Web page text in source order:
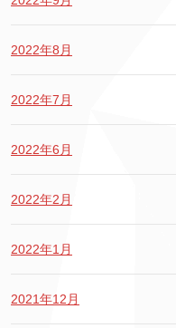
2022年8月
2022年7月
2022年6月
2022年2月
2022年1月
2021年12月